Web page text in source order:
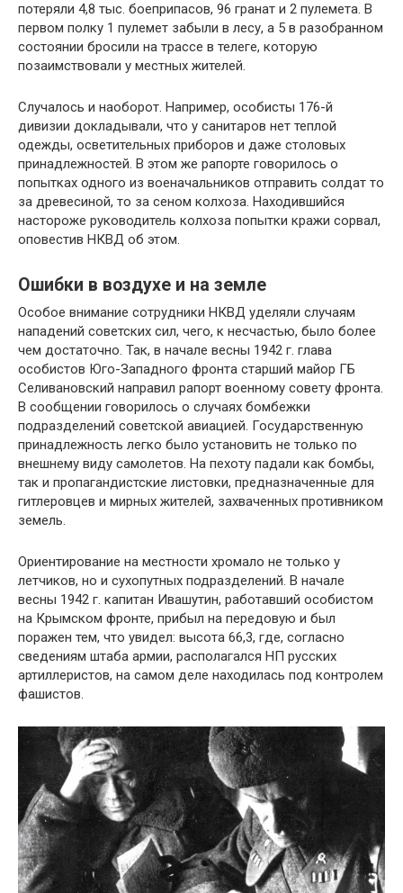
потеряли 4,8 тыс. боеприпасов, 96 гранат и 2 пулемета. В
первом полку 1 пулемет забыли в лесу, а 5 в разобранном
состоянии бросили на трассе в телеге, которую
позаимствовали у местных жителей.
Случалось и наоборот. Например, особисты 176-й
дивизии докладывали, что у санитаров нет теплой
одежды, осветительных приборов и даже столовых
принадлежностей. В этом же рапорте говорилось о
попытках одного из военачальников отправить солдат то
за древесиной, то за сеном колхоза. Находившийся
настороже руководитель колхоза попытки кражи сорвал,
оповестив НКВД об этом.
Ошибки в воздухе и на земле
Особое внимание сотрудники НКВД уделяли случаям
нападений советских сил, чего, к несчастью, было более
чем достаточно. Так, в начале весны 1942 г. глава
особистов Юго-Западного фронта старший майор ГБ
Селивановский направил рапорт военному совету фронта.
В сообщении говорилось о случаях бомбежки
подразделений советской авиацией. Государственную
принадлежность легко было установить не только по
внешнему виду самолетов. На пехоту падали как бомбы,
так и пропагандистские листовки, предназначенные для
гитлеровцев и мирных жителей, захваченных противником
земель.
Ориентирование на местности хромало не только у
летчиков, но и сухопутных подразделений. В начале
весны 1942 г. капитан Ивашутин, работавший особистом
на Крымском фронте, прибыл на передовую и был
поражен тем, что увидел: высота 66,3, где, согласно
сведениям штаба армии, располагался НП русских
артиллеристов, на самом деле находилась под контролем
фашистов.